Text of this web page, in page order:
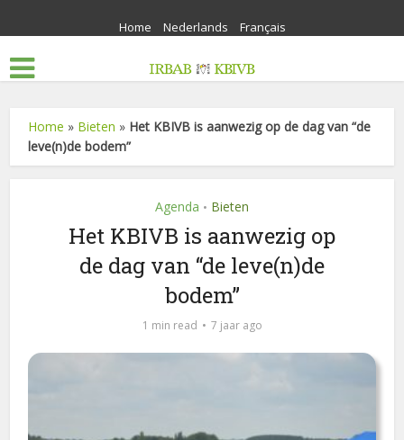
Home Nederlands Français
Home » Bieten » Het KBIVB is aanwezig op de dag van “de
leve(n)de bodem”
Agenda • Bieten
Het KBIVB is aanwezig op
de dag van “de leve(n)de
bodem”
1 min read 7 jaar ago